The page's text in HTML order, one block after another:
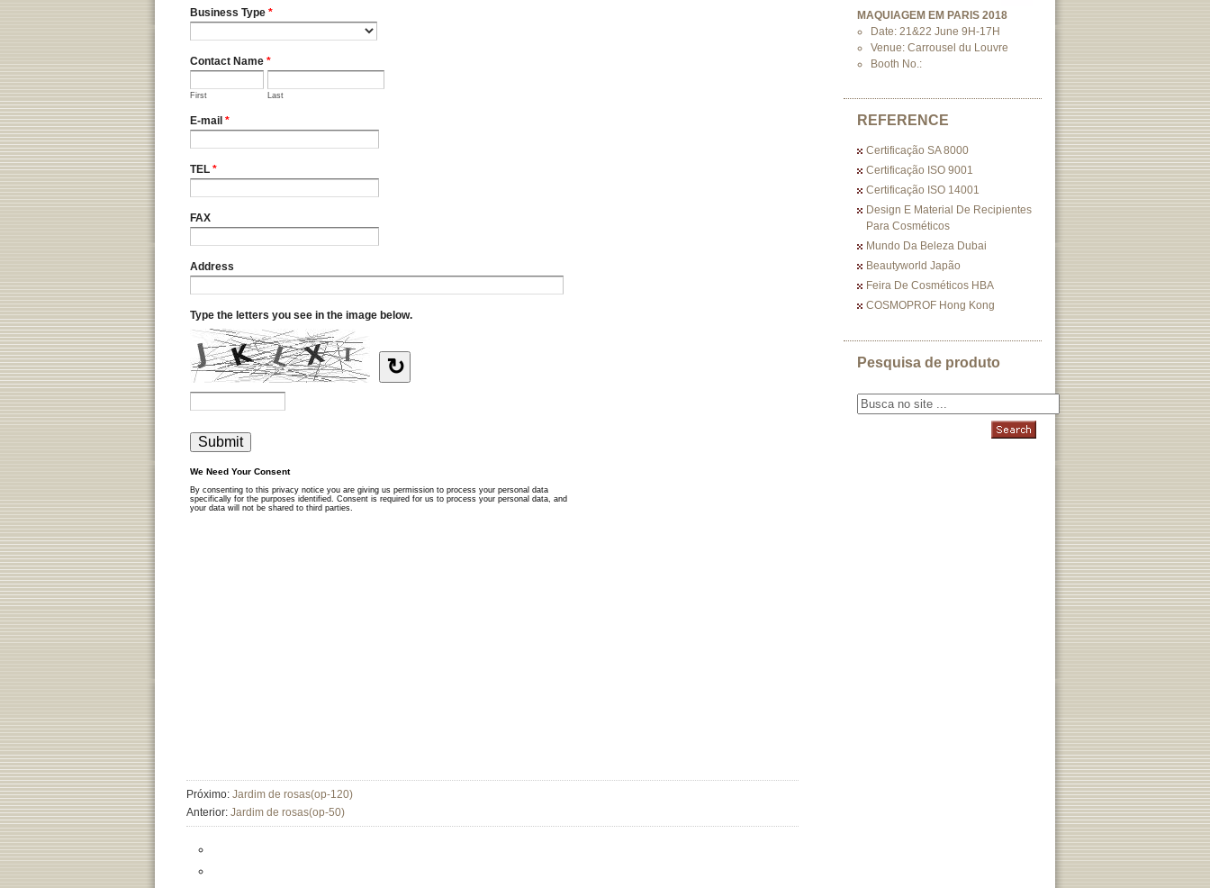
Próximo: Jardim de rosas(op-120)
Anterior: Jardim de rosas(op-50)
MAQUIAGEM EM PARIS 2018
Date: 21&22 June 9H-17H
Venue: Carrousel du Louvre
Booth No.:
REFERENCE
Certificação SA 8000
Certificação ISO 9001
Certificação ISO 14001
Design E Material De Recipientes
Para Cosméticos
Mundo Da Beleza Dubai
Beautyworld Japão
Feira De Cosméticos HBA
COSMOPROF Hong Kong
Pesquisa de produto